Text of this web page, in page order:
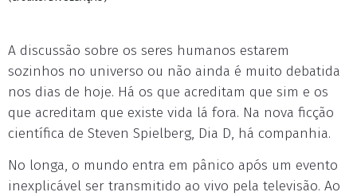
A discussão sobre os seres humanos estarem
sozinhos no universo ou não ainda é muito debatida
nos dias de hoje. Há os que acreditam que sim e os
que acreditam que existe vida lá fora. Na nova ficção
científica de Steven Spielberg, Dia D, há companhia.
No longa, o mundo entra em pânico após um evento
inexplicável ser transmitido ao vivo pela televisão. Ao